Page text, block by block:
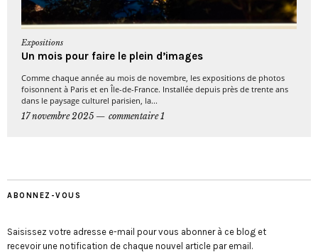
Expositions
Un mois pour faire le plein d’images
Comme chaque année au mois de novembre, les expositions de photos
foisonnent à Paris et en Île-de-France. Installée depuis près de trente ans
dans le paysage culturel parisien, la...
17 novembre 2025
commentaire 1
ABONNEZ-VOUS
Saisissez votre adresse e-mail pour vous abonner à ce blog et
recevoir une notification de chaque nouvel article par email.